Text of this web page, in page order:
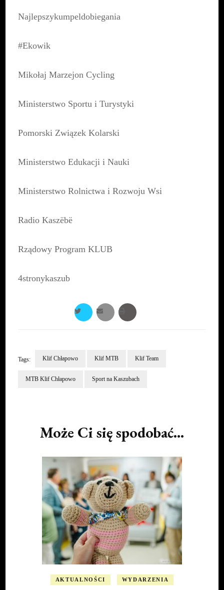
Najlepszykumpeldobiegania
#Ekowik
Mikołaj Marzejon Cycling
Ministerstwo Sportu i Turystyki
Pomorski Związek Kolarski
Ministerstwo Edukacji i Nauki
Ministerstwo Rolnictwa i Rozwoju Wsi
Radio Kaszëbë
Rządowy Program KLUB
4stronykaszub
Tags: Klif Chłapowo Klif MTB Klif Team
MTB Klif Chłapowo Sport na Kaszubach
Może Ci się spodobać...
AKTUALNOŚCI WYDARZENIA